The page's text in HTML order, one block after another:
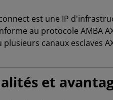
est une IP
au protocole AMBA
canaux esclaves
et